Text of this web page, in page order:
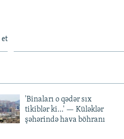
et
'Binaları o qədər sıx
tikiblər ki...' — Küləklər
şəhərində hava böhranı